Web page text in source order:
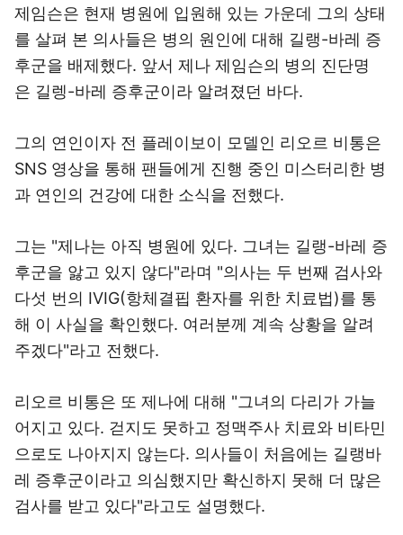
제임슨은 현재 병원에 입원해 있는 가운데 그의 상태
를 살펴 본 의사들은 병의 원인에 대해 길랭-바레 증
후군을 배제했다. 앞서 제나 제임슨의 병의 진단명
은 길렝-바레 증후군이라 알려졌던 바다.
그의 연인이자 전 플레이보이 모델인 리오르 비통은
SNS 영상을 통해 팬들에게 진행 중인 미스터리한 병
과 연인의 건강에 대한 소식을 전했다.
그는 "제나는 아직 병원에 있다. 그녀는 길랭-바레 증
후군을 앓고 있지 않다"라며 "의사는 두 번째 검사와
다섯 번의 IVIG(항체결핍 환자를 위한 치료법)를 통
해 이 사실을 확인했다. 여러분께 계속 상황을 알려
주겠다"라고 전했다.
리오르 비통은 또 제나에 대해 "그녀의 다리가 가늘
어지고 있다. 걷지도 못하고 정맥주사 치료와 비타민
으로도 나아지지 않는다. 의사들이 처음에는 길랭바
레 증후군이라고 의심했지만 확신하지 못해 더 많은
검사를 받고 있다"라고도 설명했다.